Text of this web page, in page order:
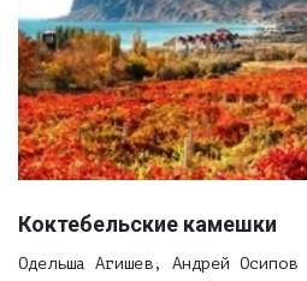
Коктебельские камешки
Одельша Агишев, Андрей Осипов